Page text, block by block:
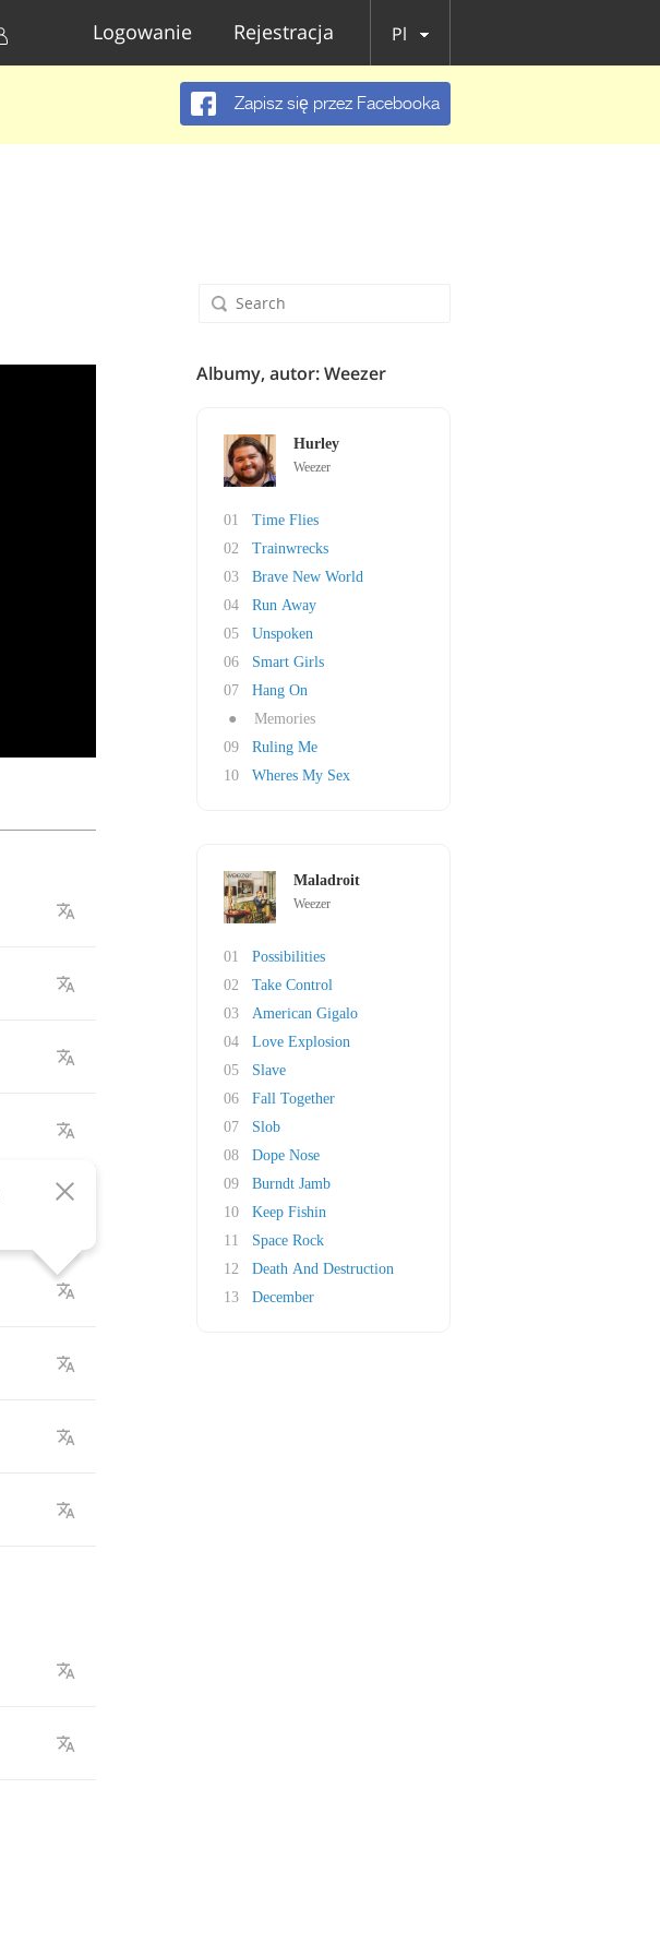
Logowanie Rejestracja Pl
Zapisz się przez Facebooka
Albumy, autor: Weezer
Hurley
Weezer
01
Time Flies
02
Trainwrecks
03
Brave New World
04
Run Away
05
Unspoken
06
Smart Girls
07
Hang On
●
Memories
09
Ruling Me
10
Wheres My Sex
Maladroit
Weezer
01
Possibilities
02
Take Control
03
American Gigalo
04
Love Explosion
05
Slave
06
Fall Together
07
Slob
08
Dope Nose
09
Burndt Jamb
10
Keep Fishin
11
Space Rock
12
Death And Destruction
13
December